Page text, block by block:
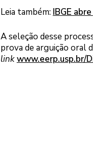
Leia também: IBGE
A seleção desse
prova de arguição oral
linkwww.eerp.usp.br/